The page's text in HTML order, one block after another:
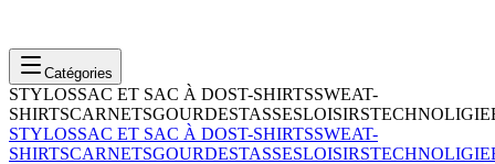
Catégories
STYLOSSAC ET SAC À DOST-SHIRTSSWEAT-
SHIRTSCARNETSGOURDESTASSESLOISIRSTECHNOLIGIE
STYLOSSAC ET SAC À DOST-SHIRTSSWEAT-
SHIRTSCARNETSGOURDESTASSESLOISIRSTECHNOLIGIE